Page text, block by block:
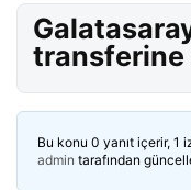
transferine
Bu konu 0 yanıt içerir, 1
admin tarafından